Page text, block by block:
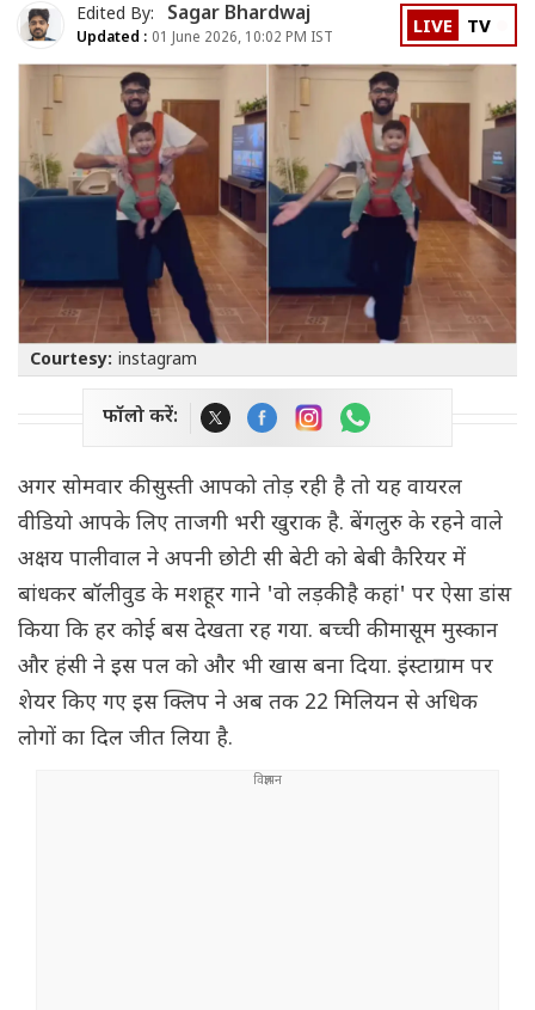
Edited By: Sagar Bhardwaj
Updated : 01 June 2026, 10:02 PM IST LIVE TV
Courtesy: instagram
फॉलो करें:
अगर सोमवार की सुस्ती आपको तोड़ रही है तो यह वायरल
वीडियो आपके लिए ताजगी भरी खुराक है. बेंगलुरु के रहने वाले
अक्षय पालीवाल ने अपनी छोटी सी बेटी को बेबी कैरियर में
बांधकर बॉलीवुड के मशहूर गाने 'वो लड़की है कहां' पर ऐसा डांस
किया कि हर कोई बस देखता रह गया. बच्ची की मासूम मुस्कान
और हंसी ने इस पल को और भी खास बना दिया. इंस्टाग्राम पर
शेयर किए गए इस क्लिप ने अब तक 22 मिलियन से अधिक
लोगों का दिल जीत लिया है.